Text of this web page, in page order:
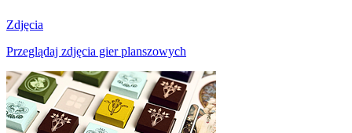
Zdjęcia
Przeglądaj zdjęcia gier planszowych